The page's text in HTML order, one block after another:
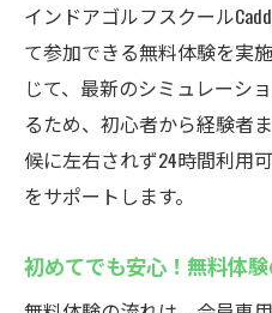
インドアゴルフスクール
て参加できる無料体験を実
じて、最新のシミュレーシ
るため、初心者から経験者
候に左右されず24時間利用
をサポートします。
初めてでも安心！無料体